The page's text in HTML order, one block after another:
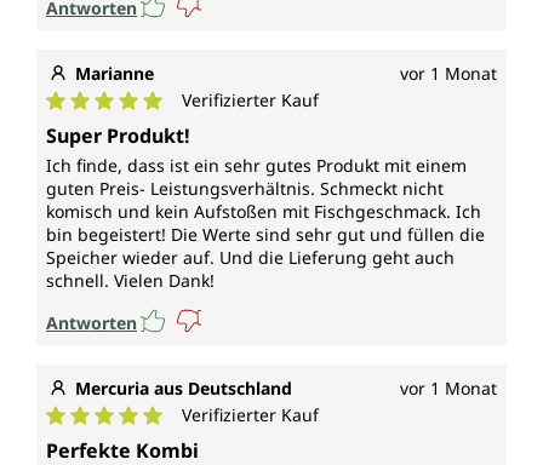
Antworten
Marianne vor 1 Monat
Durchschnittliche Bewertung von 5 von 5 Sternen
Verifizierter Kauf
Super Produkt!
Ich finde, dass ist ein sehr gutes Produkt mit einem
guten Preis- Leistungsverhältnis. Schmeckt nicht
komisch und kein Aufstoßen mit Fischgeschmack. Ich
bin begeistert! Die Werte sind sehr gut und füllen die
Speicher wieder auf. Und die Lieferung geht auch
schnell. Vielen Dank!
Antworten
Mercuria aus Deutschland vor 1 Monat
Durchschnittliche Bewertung von 5 von 5 Sternen
Verifizierter Kauf
Perfekte Kombi